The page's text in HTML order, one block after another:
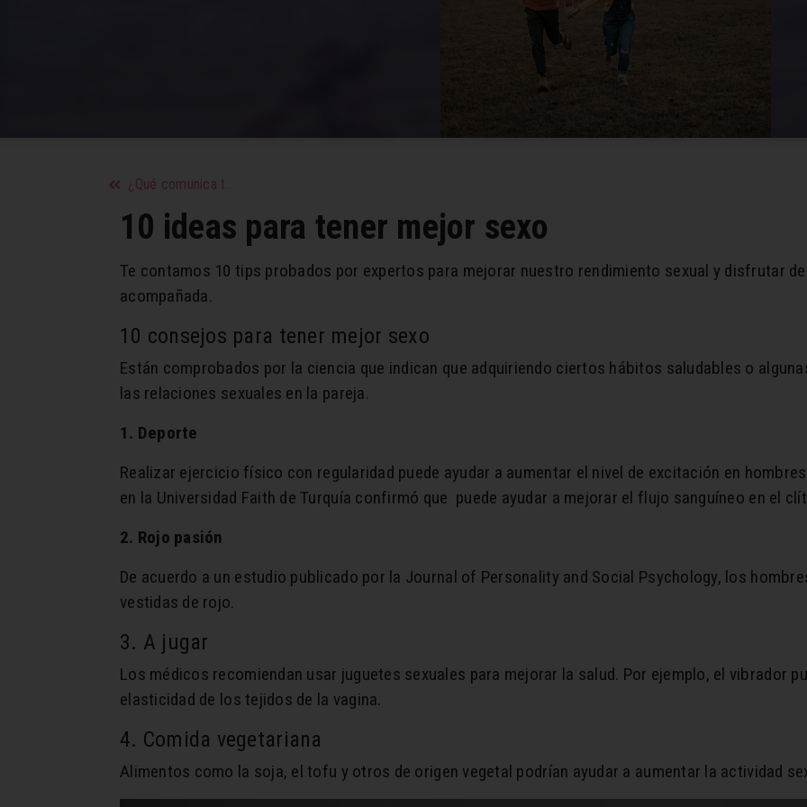
¿Qué comunica tu forma de besar?
10 ideas para tener mejor sexo
Te contamos 10 tips probados por expertos para mejorar nuestro rendimiento sexual y disfrutar
acompañada.
10 consejos para tener mejor sexo
Están comprobados por la ciencia que indican que adquiriendo ciertos hábitos saludables o
las relaciones sexuales en la pareja.
1. Deporte
Realizar ejercicio físico con regularidad puede ayudar a aumentar el nivel de excitación en
en la Universidad Faith de Turquía confirmó que puede ayudar a mejorar el flujo sanguíneo en el
2. Rojo pasión
De acuerdo a un estudio publicado por la Journal of Personality and Social Psychology, los
vestidas de rojo.
3. A jugar
Los médicos recomiendan usar juguetes sexuales para mejorar la salud. Por ejemplo, el vibrador
elasticidad de los tejidos de la vagina.
4. Comida vegetariana
Alimentos como la soja, el tofu y otros de origen vegetal podrían ayudar a aumentar la actividad